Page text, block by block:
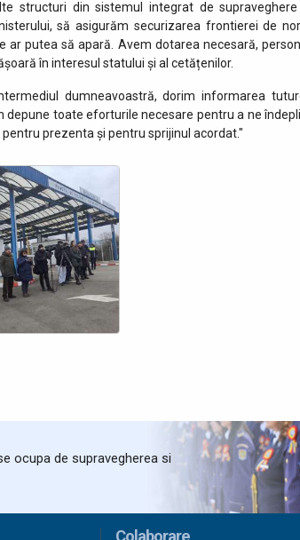
structuri din sistemul integrat de
să asigurăm securizarea frontierei de
putea să apară. Avem dotarea necesară,
în interesul statului și al cetățenilor.
dumneavoastră, dorim informarea
toate eforturile necesare pentru a ne
prezenta și pentru sprijinul acordat."
ocupa de supravegherea si
Colaborare